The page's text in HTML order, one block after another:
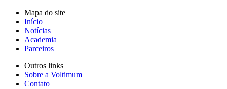
Mapa do site
Início
Notícias
Academia
Parceiros
Outros links
Sobre a Voltimum
Contato